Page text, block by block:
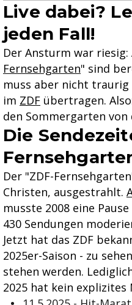
Live dabei?
jeden Fall!
Der Ansturm war
Fernsehgarten" sind
muss aber nicht traurig
im ZDF übertragen.
den Sommergarten von
Die
Der "ZDF-
Christen, ausgestrahlt.
musste 2008 eine
430 Sendungen
Jetzt hat das ZDF
2025er-Saison - zu
stehen werden.
2025 hat kein